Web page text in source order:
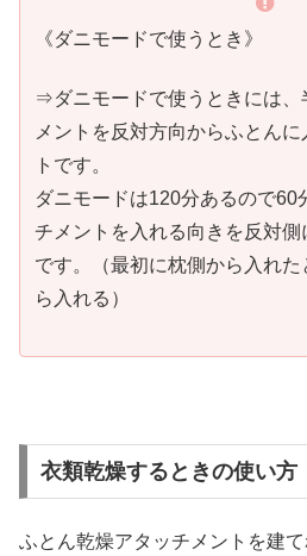
《ダニモードで使うとき》
⇒ダニモードで使うときには、
メントを反対方向からふとん
トです。
ダニモードは120分あるので60
チメントを入れる向きを反対
です。（最初に枕側から入れ
ら入れる）
衣類乾燥するときの使い方
ふとん乾燥アタッチメントを建